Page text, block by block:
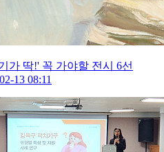
가 딱!' 꼭 가야할 전시 6선
13 08:11